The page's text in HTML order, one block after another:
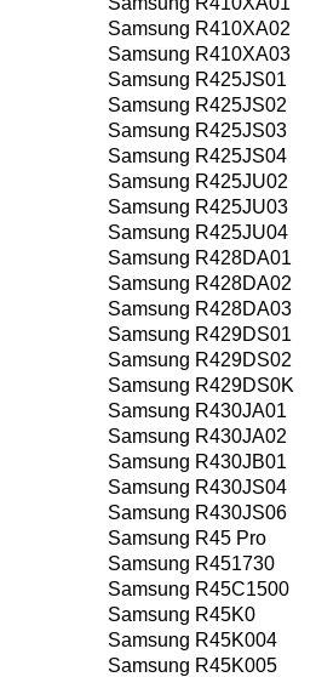
Samsung R410XA02
Samsung R410XA03
Samsung R425JS01
Samsung R425JS02
Samsung R425JS03
Samsung R425JS04
Samsung R425JU02
Samsung R425JU03
Samsung R425JU04
Samsung R428DA01
Samsung R428DA02
Samsung R428DA03
Samsung R429DS01
Samsung R429DS02
Samsung R429DS0K
Samsung R430JA01
Samsung R430JA02
Samsung R430JB01
Samsung R430JS04
Samsung R430JS06
Samsung R45 Pro
Samsung R451730
Samsung R45C1500
Samsung R45K0
Samsung R45K004
Samsung R45K005